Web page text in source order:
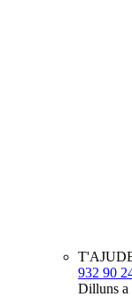
932 90
Dilluns a